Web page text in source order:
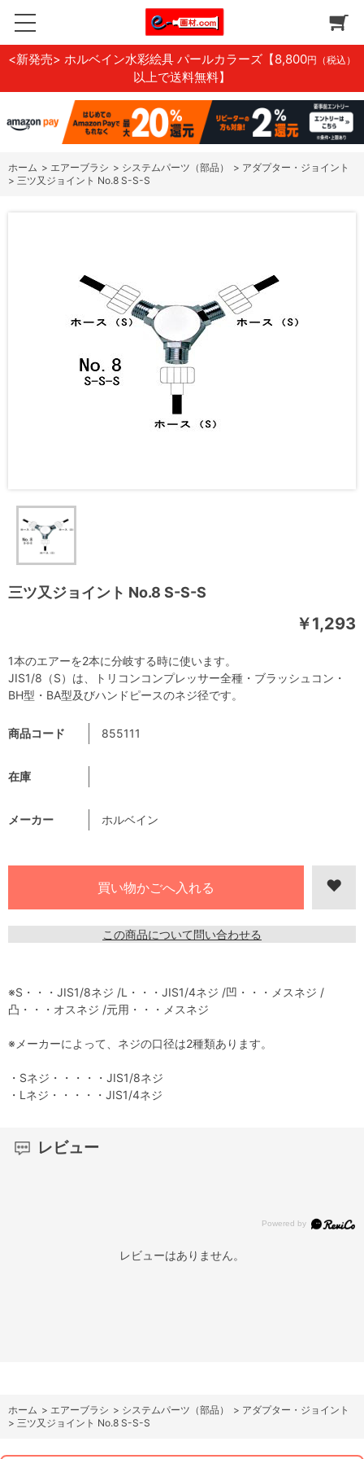
<新発売> ホルベイン水彩絵具 パールカラーズ 【8,800円（税込）
以上で送料無料】
ホーム > エアーブラシ > システムパーツ（部品） > アダプター・ジョイント
> 三ツ又ジョイント No.8 S-S-S
三ツ又ジョイント No.8 S-S-S
￥1,293
商品コード 855111
在庫
メーカー ホルベイン
この商品について問い合わせる
1本のエアーを2本に分岐する時に使います。
JIS1/8（S）は、トリコンコンプレッサー全種・ブラッシュコン・
BH型・BA型及びハンドピースのネジ径です。
※S・・・JIS1/8ネジ /L・・・JIS1/4ネジ /凹・・・メスネジ /
凸・・・オスネジ /元用・・・メスネジ
※メーカーによって、ネジの口径は2種類あります。
・Sネジ・・・・・JIS1/8ネジ
・Lネジ・・・・・JIS1/4ネジ
レビュー
レビューはありません。
ホーム > エアーブラシ > システムパーツ（部品） > アダプター・ジョイント
> 三ツ又ジョイント No.8 S-S-S